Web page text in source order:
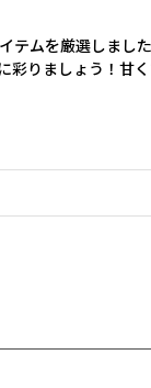
テムを厳選しまし
彩りましょう！甘